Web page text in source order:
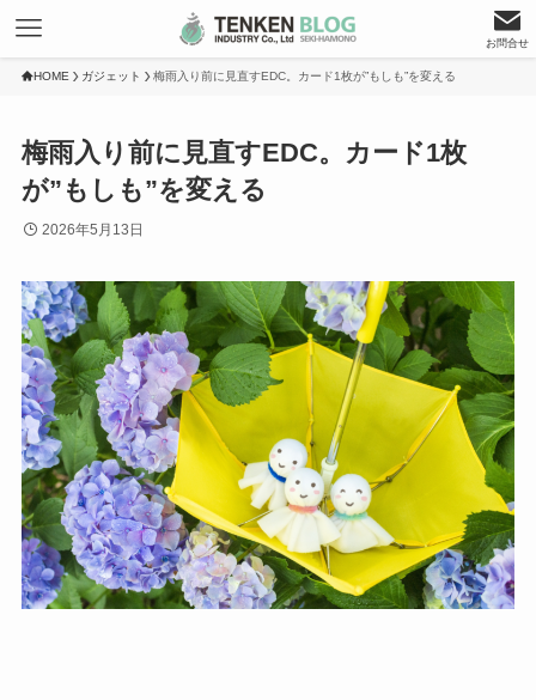
お問合せ
HOME ガジェット 梅雨入り前に見直すEDC。カード1枚が”もしも”を変える
梅雨入り前に見直すEDC。カード1枚
が”もしも”を変える
2026年5月13日